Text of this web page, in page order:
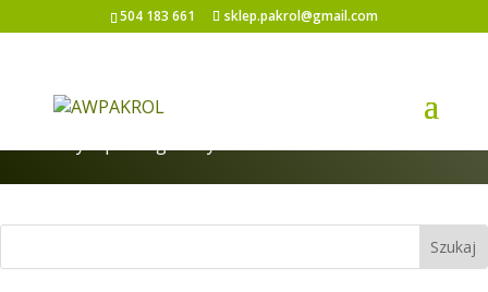
504 183 661 sklep.pakrol@gmail.com
Strona główna
antykapacza głowicy Hardi